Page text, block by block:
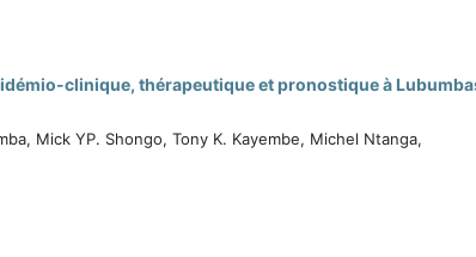
clinique, thérapeutique et pronostique à
Mick YP. Shongo, Tony K. Kayembe, Michel Ntanga,